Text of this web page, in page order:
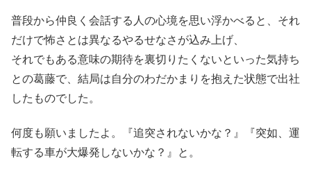
普段から仲良く会話する人の心境を思い浮かべると、それ
だけで怖さとは異なるやるせなさが込み上げ、
それでもある意味の期待を裏切りたくないといった気持ち
との葛藤で、結局は自分のわだかまりを抱えた状態で出社
したものでした。
何度も願いましたよ。『追突されないかな？』『突如、運
転する車が大爆発しないかな？』と。